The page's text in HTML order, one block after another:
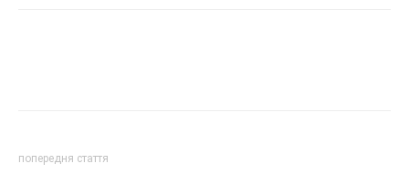
попередня стаття